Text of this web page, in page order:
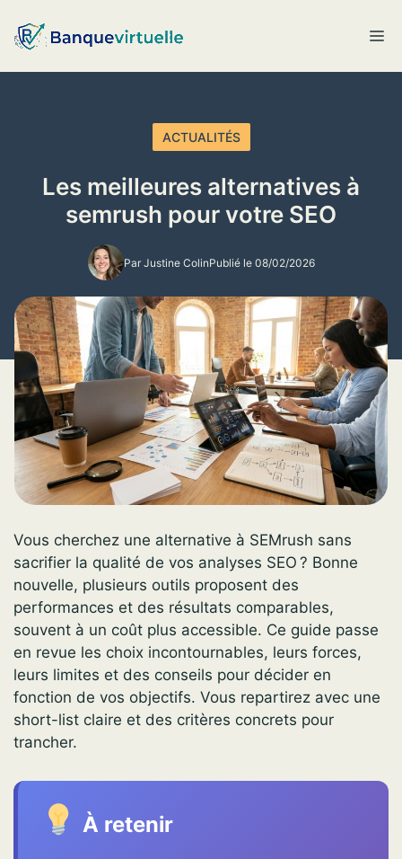
au
contenu
ACTUALITÉS
Les meilleures alternatives à
semrush pour votre SEO
Par Justine ColinPublié le 08/02/2026
Vous cherchez une alternative à SEMrush sans
sacrifier la qualité de vos analyses SEO ? Bonne
nouvelle, plusieurs outils proposent des
performances et des résultats comparables,
souvent à un coût plus accessible. Ce guide passe
en revue les choix incontournables, leurs forces,
leurs limites et des conseils pour décider en
fonction de vos objectifs. Vous repartirez avec une
short-list claire et des critères concrets pour
trancher.
À retenir